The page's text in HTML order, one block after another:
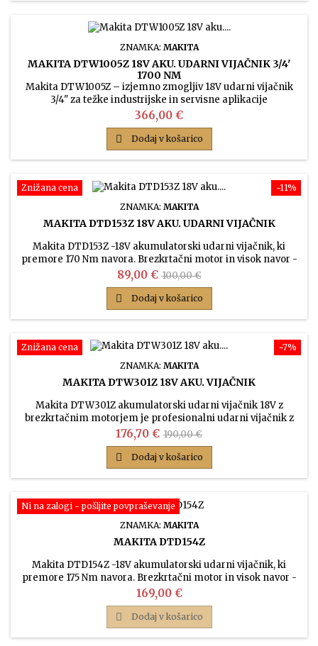
ZNAMKA: MAKITA
MAKITA DTW1005Z 18V AKU. UDARNI VIJAČNIK 3/4'
1700 NM
Makita DTW1005Z – izjemno zmogljiv 18V udarni vijačnik
3/4" za težke industrijske in servisne aplikacije
Cena
366,00 €
 Dodaj v košarico
−11%
Znižana cena
ZNAMKA: MAKITA
MAKITA DTD153Z 18V AKU. UDARNI VIJAČNIK
Makita DTD153Z -18V akumulatorski udarni vijačnik, ki
premore 170 Nm navora. Brezkrtačni motor in visok navor -
to je pravi udarni vijačnik za resno uporabo.
Cena
89,00 € Običajna
cena
100,00 €
 Dodaj v košarico
−7%
Znižana cena
ZNAMKA: MAKITA
MAKITA DTW301Z 18V AKU. VIJAČNIK
Makita DTW301Z akumulatorski udarni vijačnik 18V z
brezkrtačnim motorjem je profesionalni udarni vijačnik z
1/2 colskim vpetjem in premore 330 Nm navora. Glavni
namen modela je vijačenje lesnih in strojnih vijakov, npr. za
industrijsko rabo.
Cena
176,70 € Običajna
cena
190,00 €
 Dodaj v košarico
Ni na zalogi - pošljite povpraševanje
ZNAMKA: MAKITA
MAKITA DTD154Z
Makita DTD154Z -18V akumulatorski udarni vijačnik, ki
premore 175 Nm navora. Brezkrtačni motor in visok navor -
to je pravi udarni vijačnik za resno uporabo.
Cena
169,00 €
 Dodaj v košarico